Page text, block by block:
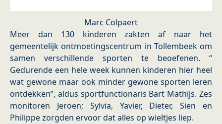
Marc Colpaert
Meer dan 130 kinderen zakten af naar het
gemeentelijk ontmoetingscentrum in Tollembeek om
samen verschillende sporten te beoefenen. “
Gedurende een hele week kunnen kinderen hier heel
wat gewone maar ook minder gewone sporten leren
ontdekken”, aldus sportfunctionaris Bart Mathijs. Zes
monitoren Jeroen; Sylvia, Yavier, Dieter, Sien en
Philippe zorgden ervoor dat alles op wieltjes liep.